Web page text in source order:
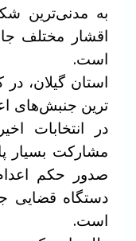
به مدنی‌ترین
اقشار مختلف
است.
استان گیلان،
ترین جنبش‌های
در انتخابات
مشارکت بسیار
صدور حکم
دستگاه قضایی
است.